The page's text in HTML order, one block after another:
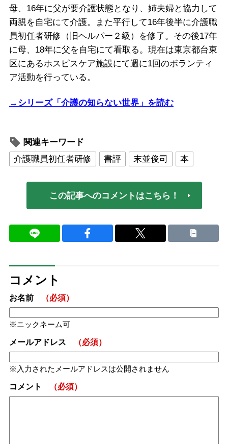
母、16年に父が要介護状態となり、姉夫婦と協力して
両親を自宅にて介護。また平行して16年後半に介護職
員初任者研修（旧ヘルパー２級）を修了。その後17年
に母、18年に父を自宅にて看取る。現在は東京都台東
区にあるホスピスケア施設にて週に1回のボランティ
ア活動を行っている。
→シリーズ「介護の知らない世界」を読む
関連キーワード
介護職員初任者研修
書評 末並俊司 本
この記事へのコメントはこちら！
コメント
お名前 （必須）
ニックネーム可
メールアドレス （必須）
入力されたメールアドレスは公開されません
コメント （必須）